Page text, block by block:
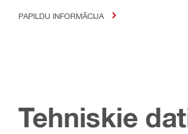
PAPILDU INFORMĀCIJA
Tehniskie